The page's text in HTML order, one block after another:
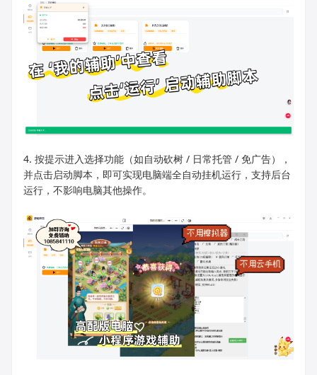
4. 按提示进入选择功能（如自动砍树 / 日常托管 / 免广告），
并点击启动脚本，即可实现电脑端全自动挂机运行，支持后台
运行，不影响电脑其他操作。